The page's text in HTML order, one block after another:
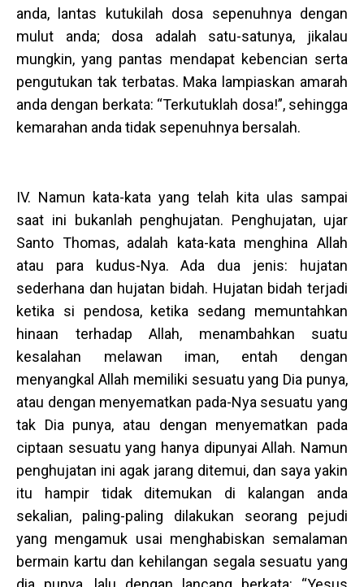
anda, lantas kutukilah dosa sepenuhnya dengan
mulut anda; dosa adalah satu-satunya, jikalau
mungkin, yang pantas mendapat kebencian serta
pengutukan tak terbatas. Maka lampiaskan amarah
anda dengan berkata: “Terkutuklah dosa!”, sehingga
kemarahan anda tidak sepenuhnya bersalah.
IV. Namun kata-kata yang telah kita ulas sampai
saat ini bukanlah penghujatan. Penghujatan, ujar
Santo Thomas, adalah kata-kata menghina Allah
atau para kudus-Nya. Ada dua jenis: hujatan
sederhana dan hujatan bidah. Hujatan bidah terjadi
ketika si pendosa, ketika sedang memuntahkan
hinaan terhadap Allah, menambahkan suatu
kesalahan melawan iman, entah dengan
menyangkal Allah memiliki sesuatu yang Dia punya,
atau dengan menyematkan pada-Nya sesuatu yang
tak Dia punya, atau dengan menyematkan pada
ciptaan sesuatu yang hanya dipunyai Allah. Namun
penghujatan ini agak jarang ditemui, dan saya yakin
itu hampir tidak ditemukan di kalangan anda
sekalian, paling-paling dilakukan seorang pejudi
yang mengamuk usai menghabiskan semalaman
bermain kartu dan kehilangan segala sesuatu yang